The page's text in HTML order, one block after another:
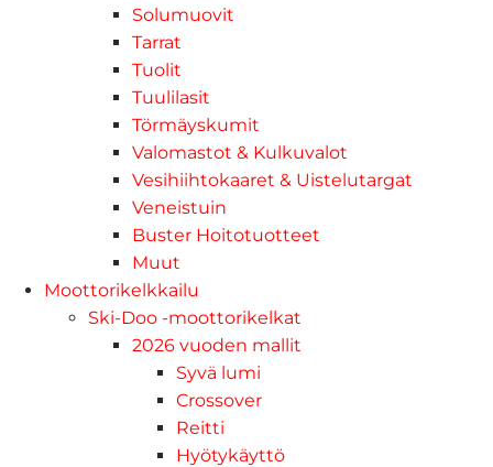
Solumuovit
Tarrat
Tuolit
Tuulilasit
Törmäyskumit
Valomastot & Kulkuvalot
Vesihiihtokaaret & Uistelutargat
Veneistuin
Buster Hoitotuotteet
Muut
Moottorikelkkailu
Ski-Doo -moottorikelkat
2026 vuoden mallit
Syvä lumi
Crossover
Reitti
Hyötykäyttö